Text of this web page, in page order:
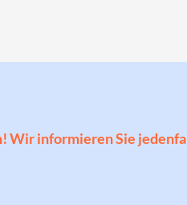
Wir informieren Sie